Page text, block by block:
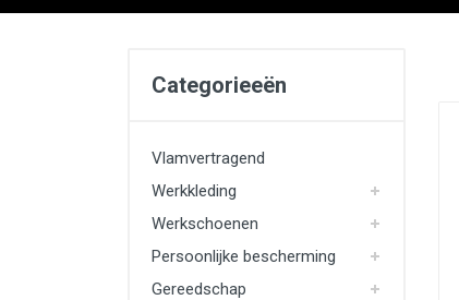
Categorieeën
Vlamvertragend
Werkkleding
Werkschoenen
Persoonlijke bescherming
Gereedschap